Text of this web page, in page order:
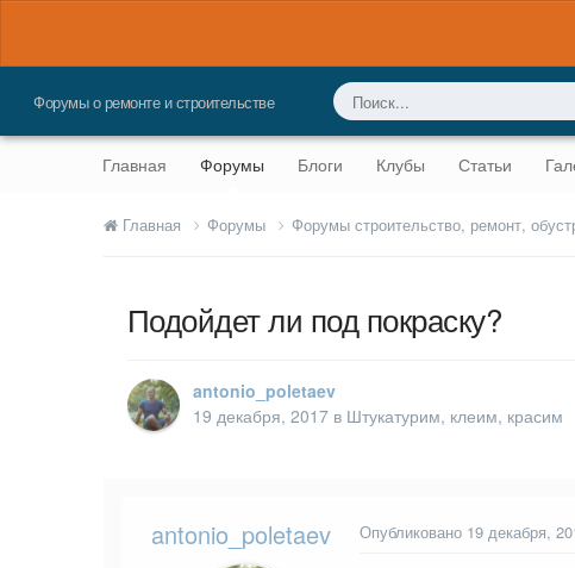
Форумы о ремонте и строительстве
Главная Форумы Блоги Клубы Статьи
Главная Форумы Форумы строительство, ремонт,
Подойдет ли под покраску?
antonio_poletaev
19 декабря, 2017 в Штукатурим, клеим, красим
antonio_poletaev Опубликовано 19 декабря,